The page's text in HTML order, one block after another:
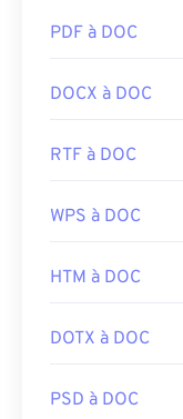
PDF à DOC
DOCX à DOC
RTF à DOC
WPS à DOC
HTM à DOC
DOTX à DOC
PSD à DOC